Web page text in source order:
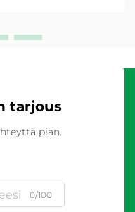
tarjous
pian.
0/100